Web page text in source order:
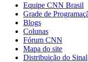
Equipe CNN Brasil
Grade de
Blogs
Colunas
Fórum CNN
Mapa do site
Distribuição do Sinal